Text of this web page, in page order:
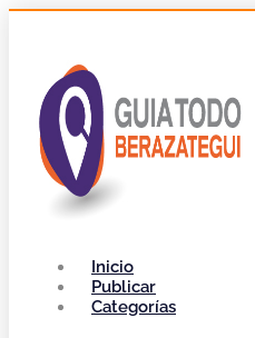
Inicio
Publicar
Categorías